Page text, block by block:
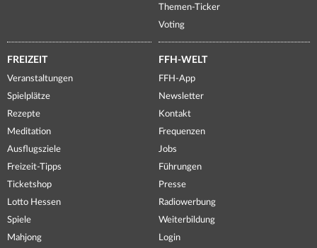
Themen-Ticker
Voting
FREIZEIT
Veranstaltungen
Spielplätze
Rezepte
Meditation
Ausflugsziele
Freizeit-Tipps
Ticketshop
Lotto Hessen
Spiele
Mahjong
FFH-WELT
FFH-App
Newsletter
Kontakt
Frequenzen
Jobs
Führungen
Presse
Radiowerbung
Weiterbildung
Login